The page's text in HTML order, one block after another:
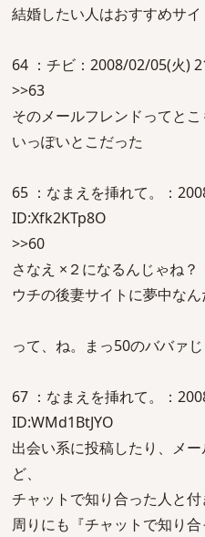
結婚したい人はおすすめサイ
64 ：チビ：2008/02/05(火)
>>63
そのメールフレンドってと
いっぽいとこだった
65 ：なまえを挿れて。：
ID:Xfk2KTp8O
>>60
さなえ ×２になるんじゃね？
ウチの後妻サイトに夢中なん
って、ね。まっ50のババァ
67 ：なまえを挿れて。：
ID:WMd1BtJYO
出会い系に投稿したり、メ
ど、
チャットで知り合った人と付
周りにも『チャットで知り合